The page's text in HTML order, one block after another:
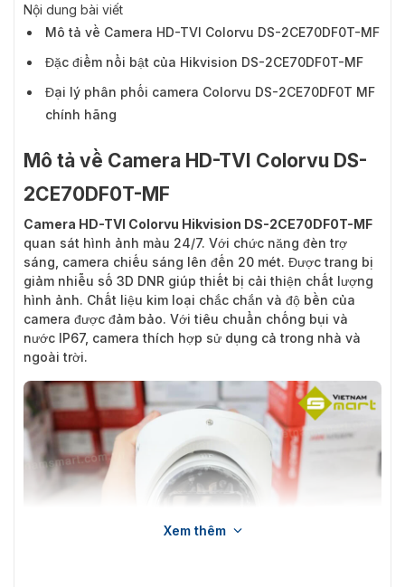
Nội dung bài viết
Mô tả về Camera HD-TVI Colorvu DS-2CE70DF0T-MF
Đặc điểm nổi bật của Hikvision DS-2CE70DF0T-MF
Đại lý phân phối camera Colorvu DS-2CE70DF0T MF
chính hãng
Mô tả về Camera HD-TVI Colorvu DS-
2CE70DF0T-MF
Camera HD-TVI Colorvu Hikvision DS-2CE70DF0T-MF
quan sát hình ảnh màu 24/7. Với chức năng đèn trợ
sáng, camera chiếu sáng lên đến 20 mét. Được trang bị
giảm nhiễu số 3D DNR giúp thiết bị cải thiện chất lượng
hình ảnh. Chất liệu kim loại chắc chắn và độ bền của
camera được đảm bảo. Với tiêu chuẩn chống bụi và
nước IP67, camera thích hợp sử dụng cả trong nhà và
ngoài trời.
Xem thêm